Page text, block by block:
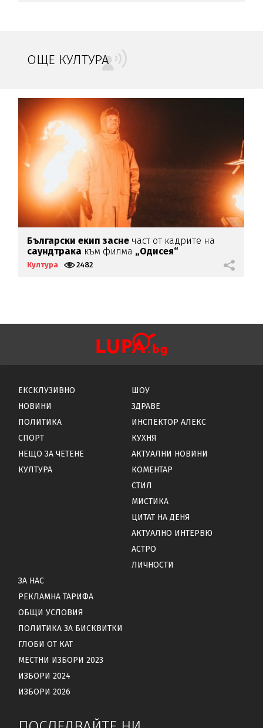
ОЩЕ КУЛТУРА
Български екип засне част от кадрите на
саундтрака към филма „Одисея“
Култура 2482
ЕКСКЛУЗИВНО
НОВИНИ
ПОЛИТИКА
СПОРТ
НЕЩО ЗА ЧЕТЕНЕ
КУЛТУРА
ШОУ
ЗДРАВЕ
ИНСПЕКТОР АЛЕКС
КУХНЯ
АКТУАЛНИ НОВИНИ
КОМЕНТАР
СТИЛ
МИСТИКА
ЦИТАТ НА ДЕНЯ
АКТУАЛНО ИНТЕРВЮ
АСТРО
ЛИЧНОСТИ
ЗА НАС
РЕКЛАМНА ТАРИФА
ОБЩИ УСЛОВИЯ
ПОЛИТИКА ЗА БИСКВИТКИ
ГЛОБИ ОТ КАТ
МЕСТНИ ИЗБОРИ 2023
ИЗБОРИ 2024
ИЗБОРИ 2026